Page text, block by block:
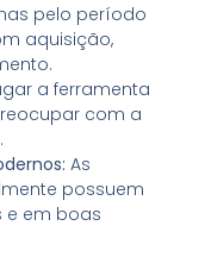
pelo período
aquisição,
a ferramenta
com a
As
possuem
e em boas